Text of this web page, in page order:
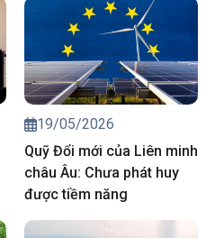
19/05/2026
Quỹ Đổi mới của Liên minh
châu Âu: Chưa phát huy
được tiềm năng